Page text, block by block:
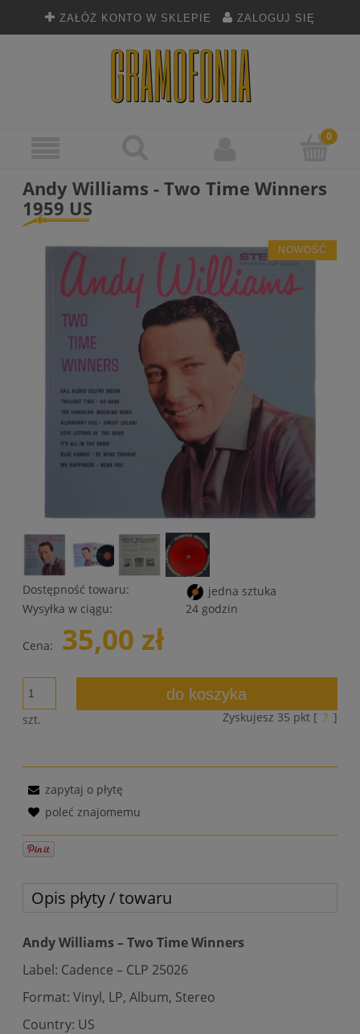
ZAŁÓŻ KONTO W SKLEPIE ZALOGUJ SIĘ
Andy Williams - Two Time Winners
1959 US
NOWOŚĆ
Dostępność towaru:
jedna sztuka
Wysyłka w ciągu:
24 godzin
Cena: 35,00 zł
szt.
do koszyka
Zyskujesz 35 pkt [ ? ]
zapytaj o płytę
poleć znajomemu
Opis płyty / towaru
Andy Williams – Two Time Winners
Label: Cadence – CLP 25026
Format: Vinyl, LP, Album, Stereo
Country: US